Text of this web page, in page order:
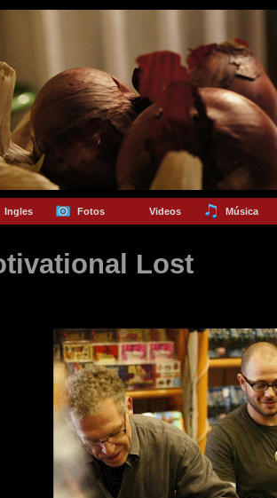
Ingles Fotos Videos Música
Lost